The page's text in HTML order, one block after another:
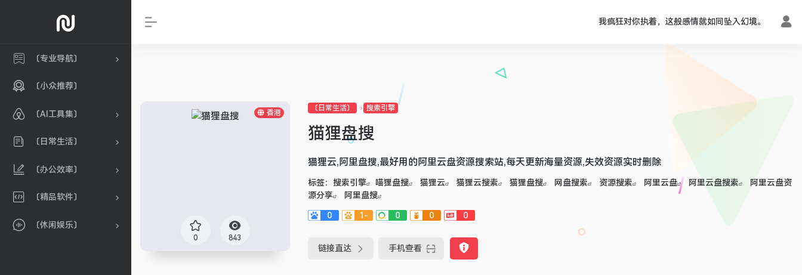
〔专业导航〕
〔小众推荐〕
〔AI工具集〕
〔日常生活〕
〔办公效率〕
〔精品软件〕
〔休闲娱乐〕
我疯狂对你执着，这般感情就如同坠入幻境。
香港
0 843
〔日常生活〕 搜索引擎
猫狸盘搜
猫狸云,阿里盘搜,最好用的阿里云盘资源搜索站,每天更新海量资源,失效资源实时删除
标签： 搜索引擎 喵狸盘搜 猫狸云 猫狸云搜索 猫狸盘搜 网盘搜索 资源搜索 阿里云盘 阿里云盘搜索
阿里云盘资
源分享
阿里盘搜
0 1- 0 0 0
链接直达 手机查看